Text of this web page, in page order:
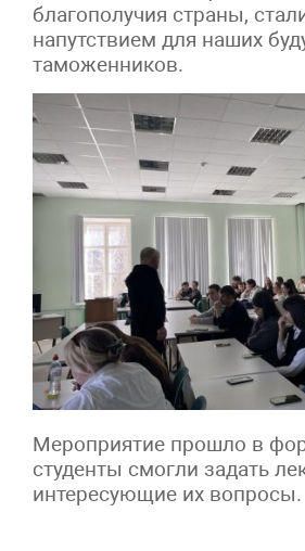
благополучия страны,
напутствием для наших
таможенников.
Мероприятие прошло в
студенты смогли задать
интересующие их вопросы.